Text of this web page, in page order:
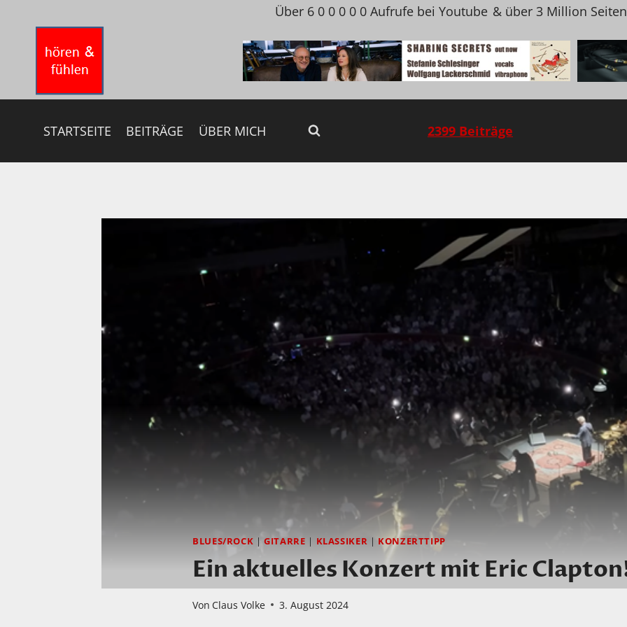
springen
Über 6 0 0 0 0 0 Aufrufe bei Youtube & über 3 Million
STARTSEITE BEITRÄGE ÜBER MICH 2399 Beiträge
BLUES/ROCK |GITARRE | KLASSIKER | KONZERTTIPP
Ein aktuelles Konzert mit Eric
Von Claus Volke 3. August 2024